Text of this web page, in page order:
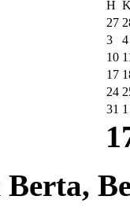
H
27
3
4
10
17
24
31 1
Berta,